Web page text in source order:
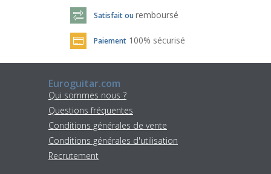
Satisfait ou remboursé
Paiement 100% sécurisé
Euroguitar.com
Qui sommes nous ?
Questions fréquentes
Conditions générales de vente
Conditions générales d'utilisation
Recrutement